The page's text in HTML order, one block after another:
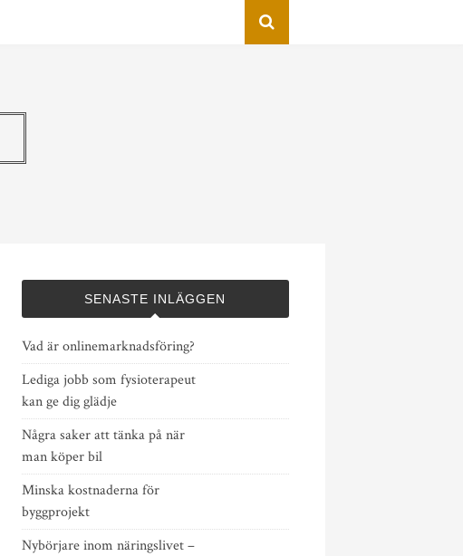
SENASTE INLÄGGEN
Vad är onlinemarknadsföring?
Lediga jobb som fysioterapeut
kan ge dig glädje
Några saker att tänka på när
man köper bil
Minska kostnaderna för
byggprojekt
Nybörjare inom näringslivet –